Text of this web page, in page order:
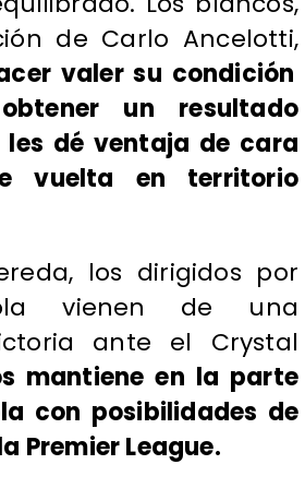
de Carlo Ancelotti,
valer su condición
un resultado
dé ventaja de cara
vuelta en territorio
los dirigidos por
vienen de una
ante el Crystal
mantiene en la parte
con posibilidades de
Premier League.